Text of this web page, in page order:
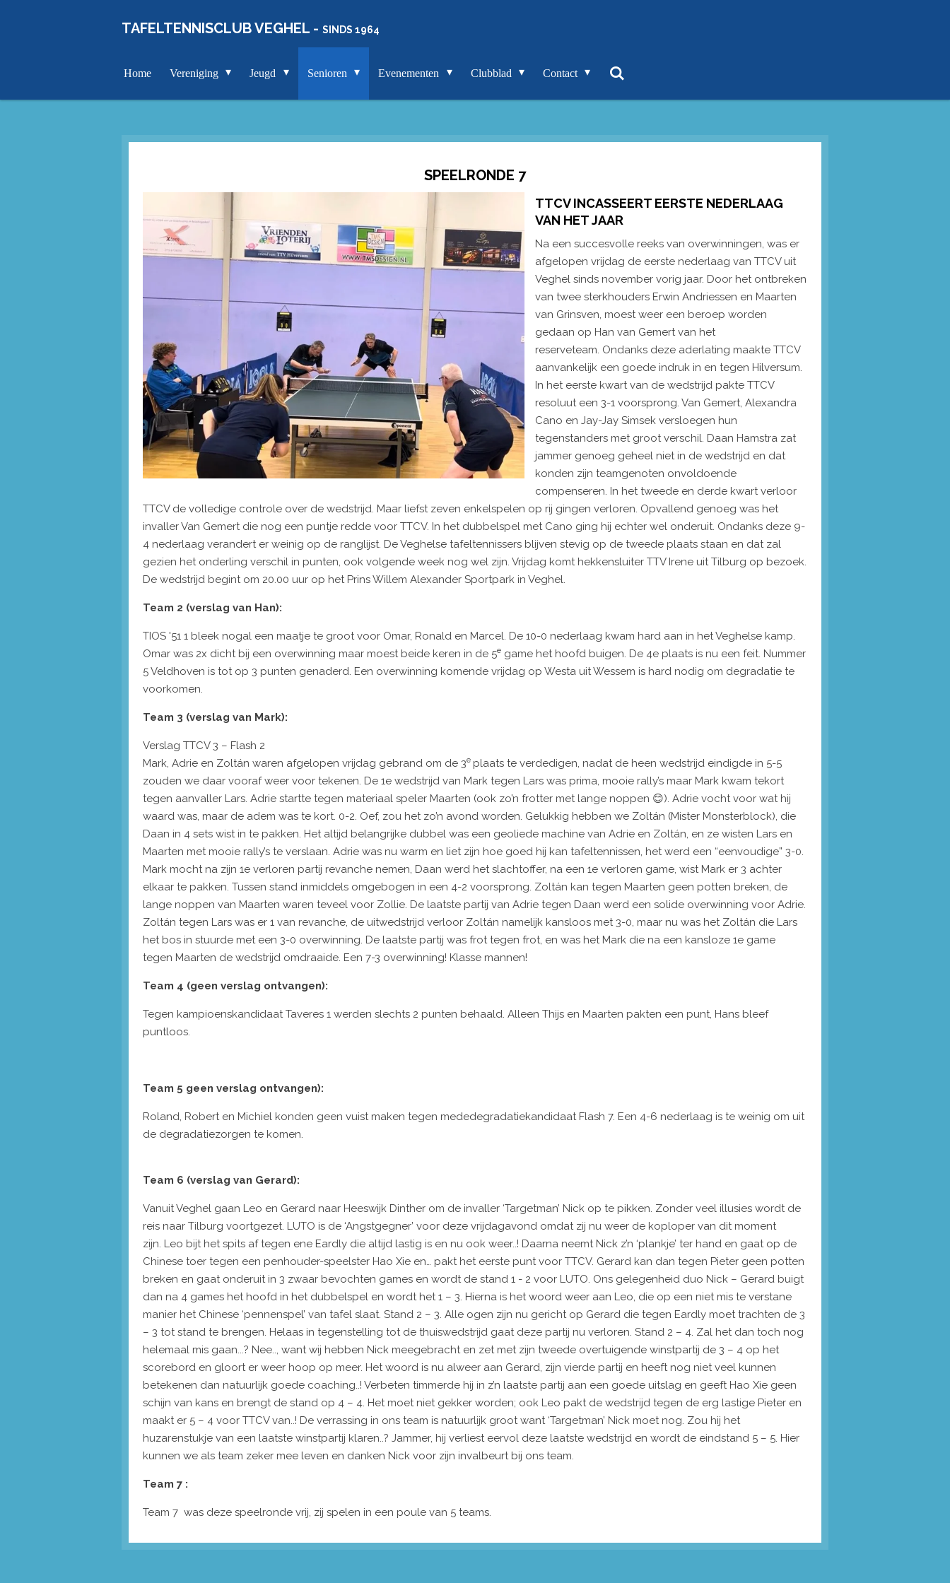
TAFELTENNISCLUB VEGHEL - SINDS 1964
Home Vereniging Jeugd Senioren Evenementen Clubblad Contact
SPEELRONDE 7
TTCV INCASSEERT EERSTE NEDERLAAG
VAN HET JAAR
Na een succesvolle reeks van overwinningen, was er
afgelopen vrijdag de eerste nederlaag van TTCV uit
Veghel sinds november vorig jaar. Door het ontbreken
van twee sterkhouders Erwin Andriessen en Maarten
van Grinsven, moest weer een beroep worden
gedaan op Han van Gemert van het
reserveteam. Ondanks deze aderlating maakte TTCV
aanvankelijk een goede indruk in en tegen Hilversum.
In het eerste kwart van de wedstrijd pakte TTCV
resoluut een 3-1 voorsprong. Van Gemert, Alexandra
Cano en Jay-Jay Simsek versloegen hun
tegenstanders met groot verschil. Daan Hamstra zat
jammer genoeg geheel niet in de wedstrijd en dat
konden zijn teamgenoten onvoldoende
compenseren. In het tweede en derde kwart verloor
TTCV de volledige controle over de wedstrijd. Maar liefst zeven enkelspelen op rij gingen verloren. Opvallend genoeg was het
invaller Van Gemert die nog een puntje redde voor TTCV. In het dubbelspel met Cano ging hij echter wel onderuit. Ondanks deze 9-
4 nederlaag verandert er weinig op de ranglijst. De Veghelse tafeltennissers blijven stevig op de tweede plaats staan en dat zal
gezien het onderling verschil in punten, ook volgende week nog wel zijn. Vrijdag komt hekkensluiter TTV Irene uit Tilburg op bezoek.
De wedstrijd begint om 20.00 uur op het Prins Willem Alexander Sportpark in Veghel.
Team 2 (verslag van Han):
TIOS '51 1 bleek nogal een maatje te groot voor Omar, Ronald en Marcel. De 10-0 nederlaag kwam hard aan in het Veghelse kamp.
Omar was 2x dicht bij een overwinning maar moest beide keren in de 5e game het hoofd buigen. De 4e plaats is nu een feit. Nummer
5 Veldhoven is tot op 3 punten genaderd. Een overwinning komende vrijdag op Westa uit Wessem is hard nodig om degradatie te
voorkomen.
Team 3 (verslag van Mark):
Verslag TTCV 3 – Flash 2
Mark, Adrie en Zoltán waren afgelopen vrijdag gebrand om de 3e plaats te verdedigen, nadat de heen wedstrijd eindigde in 5-5
zouden we daar vooraf weer voor tekenen. De 1e wedstrijd van Mark tegen Lars was prima, mooie rally’s maar Mark kwam tekort
tegen aanvaller Lars. Adrie startte tegen materiaal speler Maarten (ook zo’n frotter met lange noppen 😊). Adrie vocht voor wat hij
waard was, maar de adem was te kort. 0-2. Oef, zou het zo’n avond worden. Gelukkig hebben we Zoltán (Mister Monsterblock), die
Daan in 4 sets wist in te pakken. Het altijd belangrijke dubbel was een geoliede machine van Adrie en Zoltán, en ze wisten Lars en
Maarten met mooie rally’s te verslaan. Adrie was nu warm en liet zijn hoe goed hij kan tafeltennissen, het werd een “eenvoudige” 3-0.
Mark mocht na zijn 1e verloren partij revanche nemen, Daan werd het slachtoffer, na een 1e verloren game, wist Mark er 3 achter
elkaar te pakken. Tussen stand inmiddels omgebogen in een 4-2 voorsprong. Zoltán kan tegen Maarten geen potten breken, de
lange noppen van Maarten waren teveel voor Zollie. De laatste partij van Adrie tegen Daan werd een solide overwinning voor Adrie.
Zoltán tegen Lars was er 1 van revanche, de uitwedstrijd verloor Zoltán namelijk kansloos met 3-0, maar nu was het Zoltán die Lars
het bos in stuurde met een 3-0 overwinning. De laatste partij was frot tegen frot, en was het Mark die na een kansloze 1e game
tegen Maarten de wedstrijd omdraaide. Een 7-3 overwinning! Klasse mannen!
Team 4 (geen verslag ontvangen):
Tegen kampioenskandidaat Taveres 1 werden slechts 2 punten behaald. Alleen Thijs en Maarten pakten een punt, Hans bleef
puntloos.
Team 5 geen verslag ontvangen):
Roland, Robert en Michiel konden geen vuist maken tegen mededegradatiekandidaat Flash 7. Een 4-6 nederlaag is te weinig om uit
de degradatiezorgen te komen.
Team 6 (verslag van Gerard):
Vanuit Veghel gaan Leo en Gerard naar Heeswijk Dinther om de invaller ‘Targetman’ Nick op te pikken. Zonder veel illusies wordt de
reis naar Tilburg voortgezet. LUTO is de ‘Angstgegner’ voor deze vrijdagavond omdat zij nu weer de koploper van dit moment
zijn. Leo bijt het spits af tegen ene Eardly die altijd lastig is en nu ook weer..! Daarna neemt Nick z’n ‘plankje’ ter hand en gaat op de
Chinese toer tegen een penhouder-speelster Hao Xie en… pakt het eerste punt voor TTCV. Gerard kan dan tegen Pieter geen potten
breken en gaat onderuit in 3 zwaar bevochten games en wordt de stand 1 - 2 voor LUTO. Ons gelegenheid duo Nick – Gerard buigt
dan na 4 games het hoofd in het dubbelspel en wordt het 1 – 3. Hierna is het woord weer aan Leo, die op een niet mis te verstane
manier het Chinese ‘pennenspel’ van tafel slaat. Stand 2 – 3. Alle ogen zijn nu gericht op Gerard die tegen Eardly moet trachten de 3
– 3 tot stand te brengen. Helaas in tegenstelling tot de thuiswedstrijd gaat deze partij nu verloren. Stand 2 – 4. Zal het dan toch nog
helemaal mis gaan...? Nee.., want wij hebben Nick meegebracht en zet met zijn tweede overtuigende winstpartij de 3 – 4 op het
scorebord en gloort er weer hoop op meer. Het woord is nu alweer aan Gerard, zijn vierde partij en heeft nog niet veel kunnen
betekenen dan natuurlijk goede coaching..! Verbeten timmerde hij in z’n laatste partij aan een goede uitslag en geeft Hao Xie geen
schijn van kans en brengt de stand op 4 – 4. Het moet niet gekker worden; ook Leo pakt de wedstrijd tegen de erg lastige Pieter en
maakt er 5 – 4 voor TTCV van..! De verrassing in ons team is natuurlijk groot want ‘Targetman’ Nick moet nog. Zou hij het
huzarenstukje van een laatste winstpartij klaren..? Jammer, hij verliest eervol deze laatste wedstrijd en wordt de eindstand 5 – 5. Hier
kunnen we als team zeker mee leven en danken Nick voor zijn invalbeurt bij ons team.
Team 7 :
Team 7 was deze speelronde vrij, zij spelen in een poule van 5 teams.